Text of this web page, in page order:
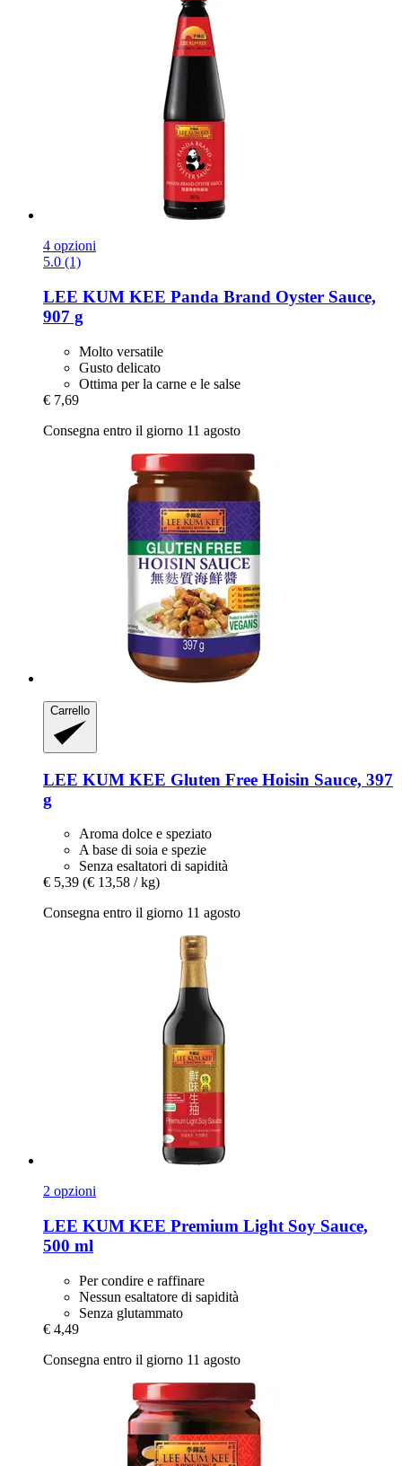
4 opzioni
5.0 (1)
LEE KUM KEE Panda Brand Oyster Sauce,
907 g
Molto versatile
Gusto delicato
Ottima per la carne e le salse
€ 7,69
Consegna entro il giorno 11 agosto
Carrello
LEE KUM KEE Gluten Free Hoisin Sauce, 397
g
Aroma dolce e speziato
A base di soia e spezie
Senza esaltatori di sapidità
€ 5,39 (€ 13,58 / kg)
Consegna entro il giorno 11 agosto
2 opzioni
LEE KUM KEE Premium Light Soy Sauce,
500 ml
Per condire e raffinare
Nessun esaltatore di sapidità
Senza glutammato
€ 4,49
Consegna entro il giorno 11 agosto